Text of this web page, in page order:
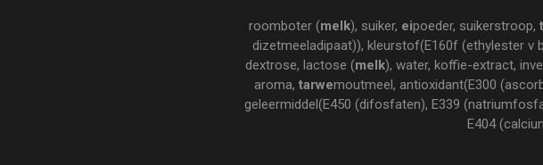
roomboter (melk), suiker, eipoeder, suikerstroop,
dizetmeeladipaat)), kleurstof(E160f (ethylester v
dextrose, lactose (melk), water, koffie-extract,
aroma, tarwemoutmeel, antioxidant(E300
geleermiddel(E450 (difosfaten), E339
E404